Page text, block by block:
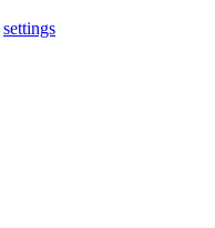
settings